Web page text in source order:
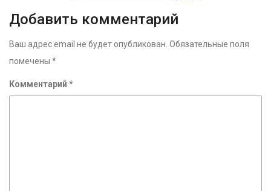
Добавить комментарий
Ваш адрес email не будет опубликован. Обязательные поля
помечены *
Комментарий *